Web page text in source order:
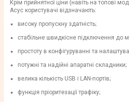
Крім прийнятної ціни (навіть на топові
Асус користувачі відзначають:
високу пропускну здатність;
стабільне швидкісне підключення до
простоту в конфігуруванні та
потужні та надійні апаратні складники;
велика кількість USB і LAN-портів;
функція пріоритезації трафіку;